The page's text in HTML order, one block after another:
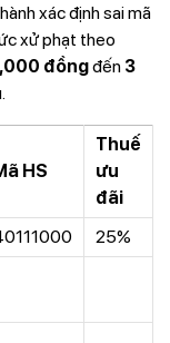
xác định sai mã
xử phạt theo
đồngđến 3
HS
Thuế
ưu
đãi
25%